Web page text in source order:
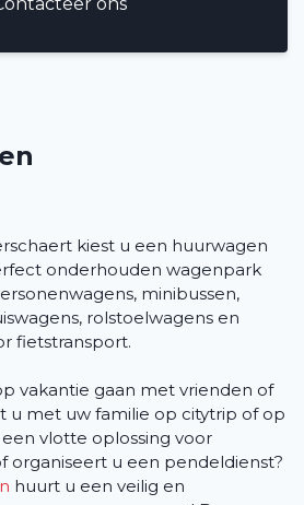
Contact
kiest u een huurwagen
onderhouden wagenpark
minibussen,
rolstoelwagens en
fietstransport.
vakantie gaan met vrienden of
u met uw familie op citytrip of op
vlotte oplossing voor
organiseert u een pendeldienst?
huurt u een veilig en